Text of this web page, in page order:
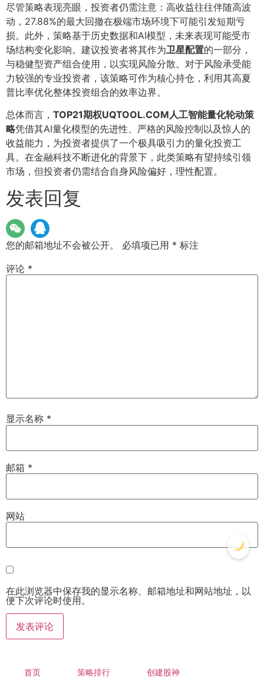
尽管策略表现亮眼，投资者仍需注意：高收益往往伴随高波
动，27.88%的最大回撤在极端市场环境下可能引发短期亏
损。此外，策略基于历史数据和AI模型，未来表现可能受市
场结构变化影响。建议投资者将其作为卫星配置的一部分，
与稳健型资产组合使用，以实现风险分散。对于风险承受能
力较强的专业投资者，该策略可作为核心持仓，利用其高夏
普比率优化整体投资组合的效率边界。
总体而言， TOP21期权UQTOOL.COM人工智能量化轮动策
略凭借其AI量化模型的先进性、严格的风险控制以及惊人的
收益能力，为投资者提供了一个极具吸引力的量化投资工
具。在金融科技不断进化的背景下，此类策略有望持续引领
市场，但投资者仍需结合自身风险偏好，理性配置。
发表回复
您的邮箱地址不会被公开。 必填项已用 * 标注
评论 *
显示名称 *
邮箱 *
网站
在此浏览器中保存我的显示名称、邮箱地址和网站地址，以
便下次评论时使用。
首页 策略排行 创建股神